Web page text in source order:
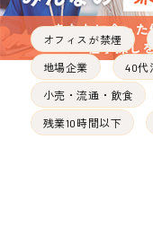
オフィスが禁煙
地場企業 40代
小売・流通・飲食
残業10時間以下